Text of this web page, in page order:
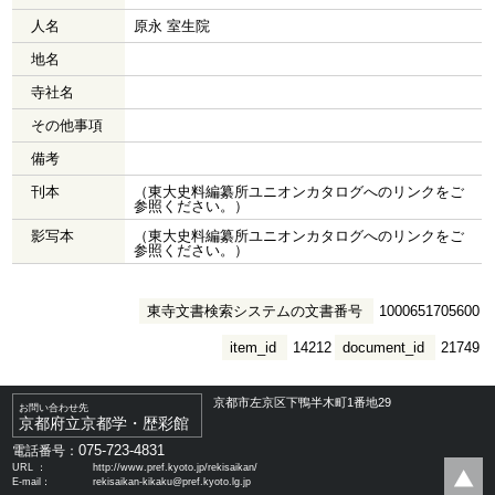
人名
原永 室生院
地名
寺社名
その他事項
備考
刊本
（東大史料編纂所ユニオンカタログへのリンクをご
参照ください。）
影写本
（東大史料編纂所ユニオンカタログへのリンクをご
参照ください。）
東寺文書検索システムの文書番号 1000651705600
document_id 21749
item_id 14212
お問い合わせ先
京都府立京都学・歴彩館
京都市左京区下鴨半木町1番地29
電話番号：075-723-4831
URL ：
http://www.pref.kyoto.jp/rekisaikan/
E-mail：
rekisaikan-kikaku@pref.kyoto.lg.jp